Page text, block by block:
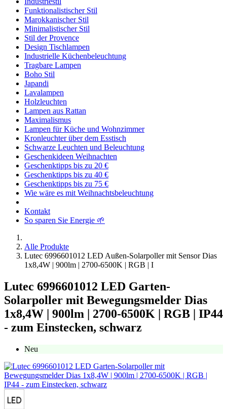
Funktionalistischer Stil
Marokkanischer Stil
Minimalistischer Stil
Stil der Provence
Design Tischlampen
Industrielle Küchenbeleuchtung
Tragbare Lampen
Boho Stil
Japandi
Lavalampen
Holzleuchten
Lampen aus Rattan
Maximalismus
Lampen für Küche und Wohnzimmer
Kronleuchter über dem Esstisch
Schwarze Leuchten und Beleuchtung
Geschenkideen Weihnachten
Geschenktipps bis zu 20 €
Geschenktipps bis zu 40 €
Geschenktipps bis zu 75 €
Wie wäre es mit Weihnachtsbeleuchtung
Kontakt
So sparen Sie Energie 🌱
Alle Produkte
Lutec 6996601012 LED Außen-Solarpoller mit Sensor Dias
1x8,4W | 900lm | 2700-6500K | RGB | I
Lutec 6996601012 LED Garten-
Solarpoller mit Bewegungsmelder Dias
1x8,4W | 900lm | 2700-6500K | RGB | IP44
- zum Einstecken, schwarz
Neu